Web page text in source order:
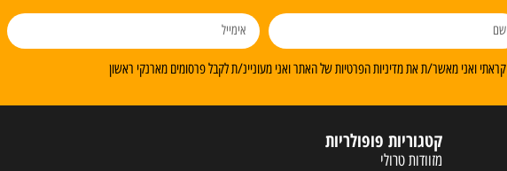
קראתי ואני מאשר/ת את מדיניות הפרטיות של האתר ואני מעוניינ/ת לקבל פרסומים מארנקי ראשון
קטגוריות פופולריות
מזוודות טרולי